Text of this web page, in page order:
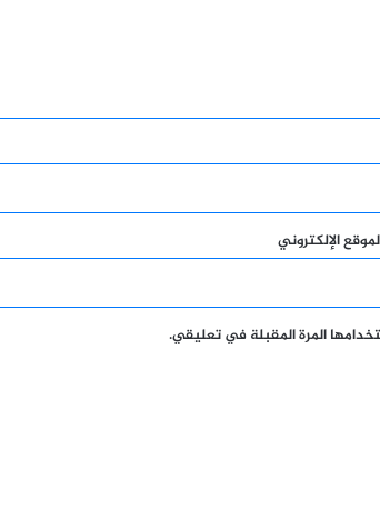
الإلكتروني
المرة المقبلة في تعليقي.